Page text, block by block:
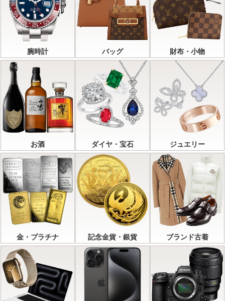
腕時計 バッグ 財布・小物
お酒 ダイヤ・宝石 ジュエリー
金・プラチナ 記念金貨・銀貨 ブランド古着